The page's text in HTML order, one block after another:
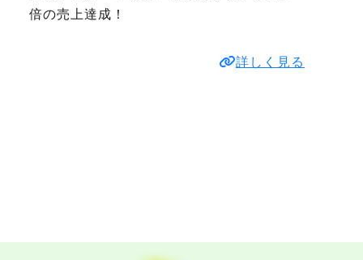
倍の売上達成！
詳しく見る